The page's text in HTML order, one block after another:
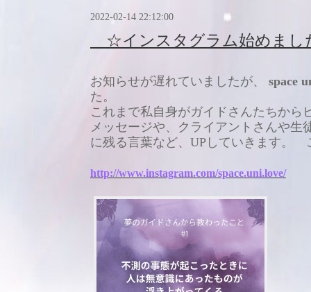
2022-02-14 22:12:00
☆インスタグラム始めまし
お知らせが遅れていましたが、
space
た。
これまで私自身がガイドさんたちから
メッセージや、クライアントさんや生
に残る言葉など、UPしていきます。
http://www.instagram.com/space.uni.love/